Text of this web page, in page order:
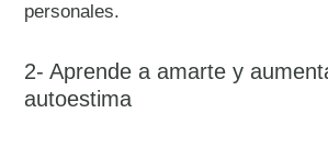
personales.
2- Aprende a amarte y
autoestima